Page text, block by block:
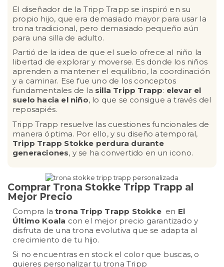
El diseñador de la Tripp Trapp se inspiró en su
propio hijo, que era demasiado mayor para usar la
trona tradicional, pero demasiado pequeño aún
para una silla de adulto.
Partió de la idea de que el suelo ofrece al niño la
libertad de explorar y moverse. Es donde los niños
aprenden a mantener el equilibrio, la coordinación
y a caminar. Ese fue uno de los conceptos
fundamentales de la silla Tripp Trapp: elevar el
suelo hacia el niño, lo que se consigue a través del
reposapiés.
Tripp Trapp resuelve las cuestiones funcionales de
manera óptima. Por ello, y su diseño atemporal,
Tripp Trapp Stokke perdura durante
generaciones, y se ha convertido en un icono.
Comprar Trona Stokke Tripp Trapp al
Mejor Precio
Compra la trona Tripp Trapp Stokke en El
Último Koala con el mejor precio garantizado y
disfruta de una trona evolutiva que se adapta al
crecimiento de tu hijo.
Si no encuentras en stock el color que buscas, o
quieres personalizar tu trona Tripp